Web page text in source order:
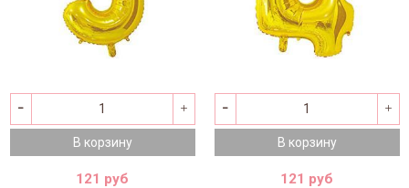
В корзину
121 руб
В корзину
121 руб